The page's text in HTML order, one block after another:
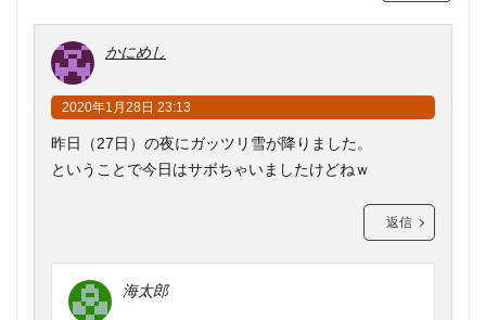
かにめし
2020年1月28日 23:13
昨日（27日）の夜にガッツリ雪が降りました。
ということで今日はサボちゃいましたけどねｗ
返信
海太郎